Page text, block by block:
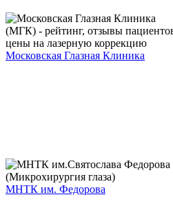
Московская Глазная Клиника
МНТК им. Федорова